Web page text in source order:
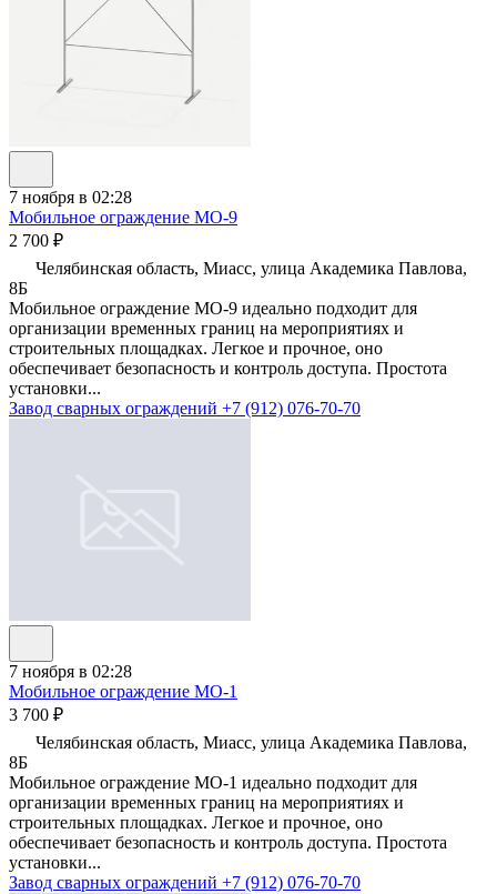
7 ноября в 02:28
Мобильное ограждение МО-9
2 700 ₽
Челябинская область, Миасс, улица Академика Павлова,
8Б
Мобильное ограждение МО-9 идеально подходит для
организации временных границ на мероприятиях и
строительных площадках. Легкое и прочное, оно
обеспечивает безопасность и контроль доступа. Простота
установки...
Завод сварных ограждений +7 (912) 076-70-70
7 ноября в 02:28
Мобильное ограждение МО-1
3 700 ₽
Челябинская область, Миасс, улица Академика Павлова,
8Б
Мобильное ограждение МО-1 идеально подходит для
организации временных границ на мероприятиях и
строительных площадках. Легкое и прочное, оно
обеспечивает безопасность и контроль доступа. Простота
установки...
Завод сварных ограждений +7 (912) 076-70-70